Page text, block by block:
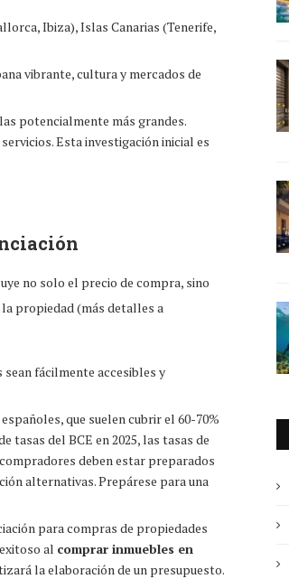
Ibiza), Islas Canarias (Tenerife,
vibrante, cultura y mercados de
potencialmente más grandes.
Esta investigación inicial es
no solo el precio de compra, sino
propiedad (más detalles a
fácilmente accesibles y
que suelen cubrir el 60-70%
tasas del BCE en 2025, las tasas de
deben estar preparados
alternativas. Prepárese para una
para compras de propiedades
al comprar inmuebles en
la elaboración de un presupuesto.